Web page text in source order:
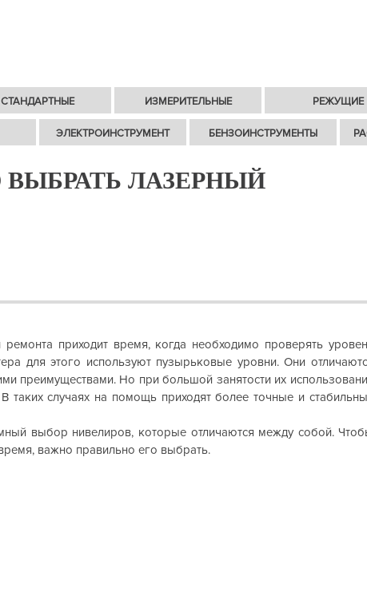
СТАНДАРТНЫЕ ИЗМЕРИТЕЛЬНЫЕ РЕЖУЩИЕ
ЭЛЕКТРОИНСТРУМЕНТ БЕНЗОИНСТРУМЕНТЫ
ЛАЗЕРНЫЙ
приходит время, когда необходимо проверять
для этого используют пузырьковые уровни. Они
преимуществами. Но при большой занятости их
таких случаях на помощь приходят более точные и
выбор нивелиров, которые отличаются между собой.
важно правильно его выбрать.